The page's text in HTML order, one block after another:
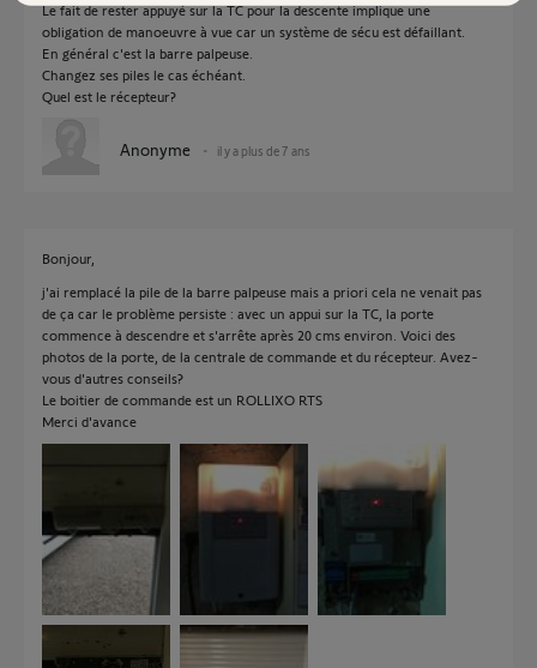
Le fait de rester appuyé sur la TC pour la descente implique une
obligation de manoeuvre à vue car un système de sécu est défaillant.
En général c'est la barre palpeuse.
Changez ses piles le cas échéant.
Quel est le récepteur?
Anonyme il y a plus de 7 ans
Bonjour,
j'ai remplacé la pile de la barre palpeuse mais a priori cela ne venait pas
de ça car le problème persiste : avec un appui sur la TC, la porte
commence à descendre et s'arrête après 20 cms environ. Voici des
photos de la porte, de la centrale de commande et du récepteur. Avez-
vous d'autres conseils?
Le boitier de commande est un ROLLIXO RTS
Merci d'avance